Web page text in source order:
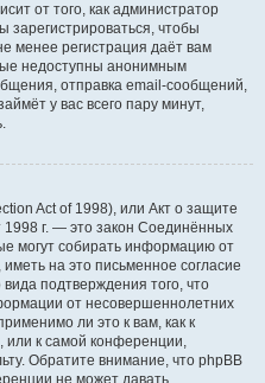
от того, как администратор
чтобы
менее регистрация даёт вам
недоступны анонимным
отправка email-сообщений,
у вас всего пару минут,
Act of 1998), или Акт о защите
1998 г. — это закон Соединённых
могут собирать информацию от
на это письменное согласие
подтверждения того, что
от несовершеннолетних
ли это к вам, как к
к самой конференции,
Обратите внимание, что phpBB
не может давать